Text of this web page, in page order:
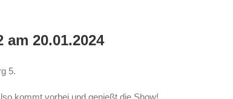
20.01.2024
5.